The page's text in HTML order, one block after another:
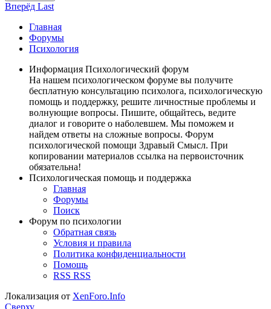
Вперёд Last
Главная
Форумы
Психология
Информация Психологический форум
На нашем психологическом форуме вы получите
бесплатную консультацию психолога, психологическую
помощь и поддержку, решите личностные проблемы и
волнующие вопросы. Пишите, общайтесь, ведите
диалог и говорите о наболевшем. Мы поможем и
найдем ответы на сложные вопросы. Форум
психологической помощи Здравый Смысл. При
копировании материалов ссылка на первоисточник
обязательна!
Психологическая помощь и поддержка
Главная
Форумы
Поиск
Форум по психологии
Обратная связь
Условия и правила
Политика конфиденциальности
Помощь
RSS RSS
Локализация от XenForo.Info
Сверху